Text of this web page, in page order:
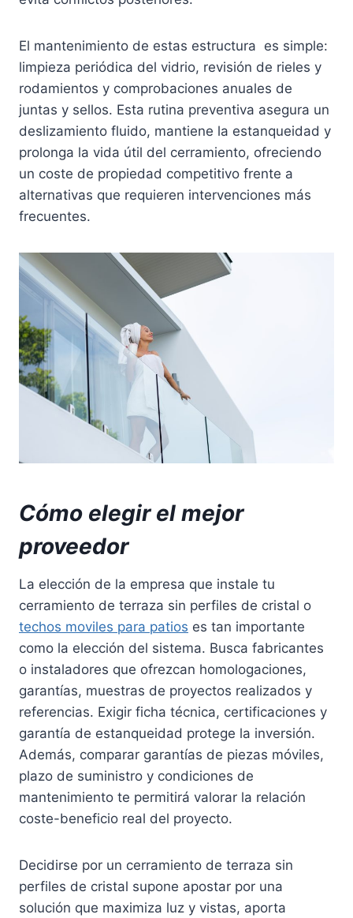
El mantenimiento de estas estructura es simple:
limpieza periódica del vidrio, revisión de rieles y
rodamientos y comprobaciones anuales de
juntas y sellos. Esta rutina preventiva asegura un
deslizamiento fluido, mantiene la estanqueidad y
prolonga la vida útil del cerramiento, ofreciendo
un coste de propiedad competitivo frente a
alternativas que requieren intervenciones más
frecuentes.
Cómo elegir el mejor
proveedor
La elección de la empresa que instale tu
cerramiento de terraza sin perfiles de cristal o
techos moviles para patios es tan importante
como la elección del sistema. Busca fabricantes
o instaladores que ofrezcan homologaciones,
garantías, muestras de proyectos realizados y
referencias. Exigir ficha técnica, certificaciones y
garantía de estanqueidad protege la inversión.
Además, comparar garantías de piezas móviles,
plazo de suministro y condiciones de
mantenimiento te permitirá valorar la relación
coste-beneficio real del proyecto.
Decidirse por un cerramiento de terraza sin
perfiles de cristal supone apostar por una
solución que maximiza luz y vistas, aporta